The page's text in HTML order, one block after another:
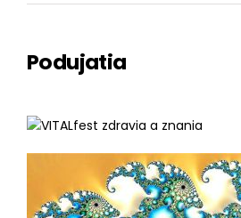
Podujatia